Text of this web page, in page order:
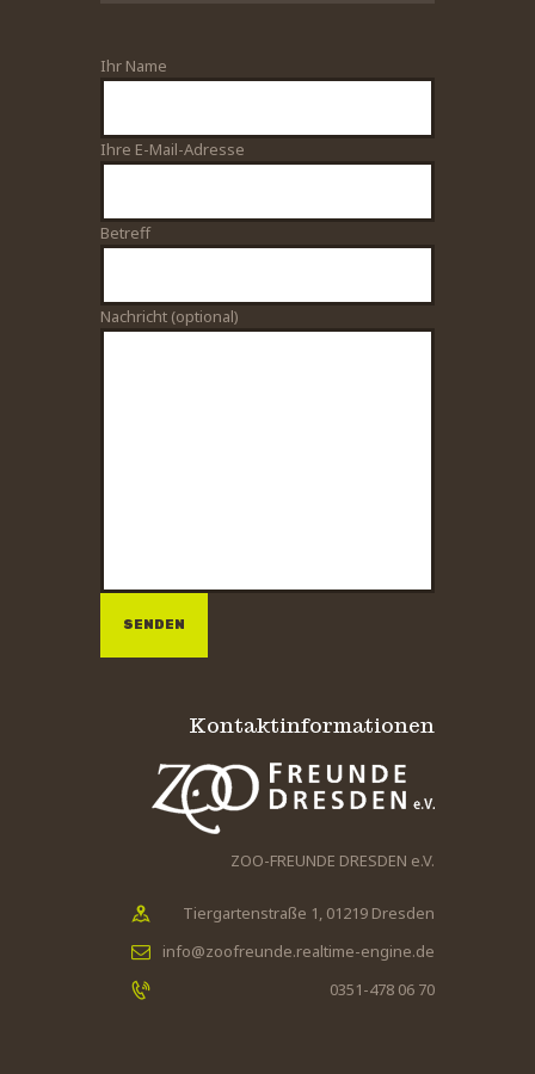
Bitte lasse dieses Feld leer.
Ihr Name
Ihre E-Mail-Adresse
Betreff
Nachricht (optional)
Kontaktinformationen
ZOO-FREUNDE DRESDEN e.V.
Tiergartenstraße 1, 01219 Dresden
info@zoofreunde.realtime-engine.de
0351-478 06 70